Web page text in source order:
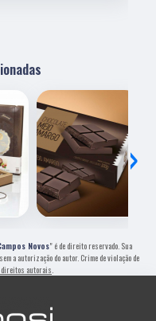
›
Novos" é de direito reservado. Sua
a autorização do autor. Crime de violação de
autorais